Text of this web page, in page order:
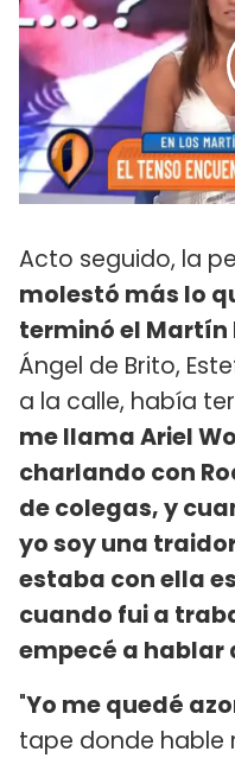
Acto seguido, la
molestó más lo
terminó el Martín
Ángel de Brito,
a la calle, había
me llama Ariel
charlando con
de colegas, y
yo soy una
estaba con ella
cuando fui a
empecé a hablar
"Yo me quedé
tape donde hable